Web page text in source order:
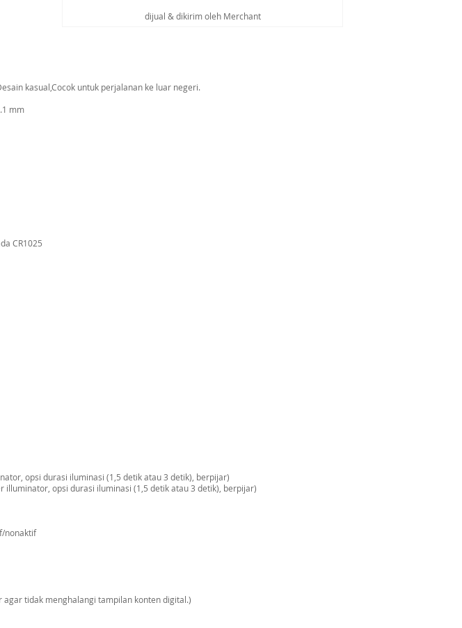
dijual & dikirim oleh Merchant
kasual,Cocok untuk perjalanan ke luar negeri.
mm
CR1025
opsi durasi iluminasi (1,5 detik atau 3 detik), berpijar)
illuminator, opsi durasi iluminasi (1,5 detik atau 3 detik), berpijar)
nonaktif
tidak menghalangi tampilan konten digital.)